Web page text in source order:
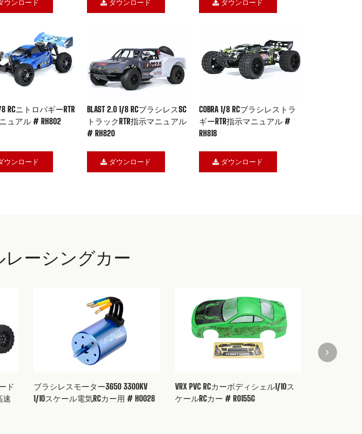
ウンロード ダウンロード ダウンロード
8 RCニトロバギーRTR
ュアル # RH802
ウンロード
BLAST 2.0 1/8 RCブラシレスSC
トラックRTR指示マニュアル
# RH820
ダウンロード
COBRA 1/8 RCブラシレストラ
ギーRTR指示マニュアル #
RH818
ダウンロード
1/10 RCブラシレスRC
ウンロード
OCTANE 1/10 RCブラシレスサ
ダウンロード ダウンロード
レーシングカー
ド
速
ブラシレスモーター3650 3300KV
1/10スケール電気RCカー用 # H0028
VRX PVC RCカーボディシェル1/10ス
ケールRCカー # R0155G